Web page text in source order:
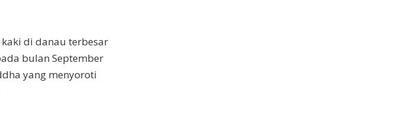
di danau terbesar
bulan September
yang menyoroti